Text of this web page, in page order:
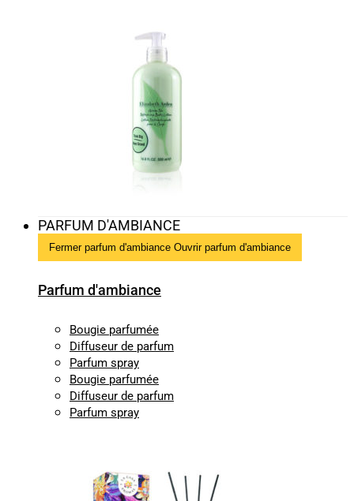
PARFUM D'AMBIANCE
Fermer parfum d'ambiance Ouvrir parfum d'ambiance
Parfum d'ambiance
Bougie parfumée
Diffuseur de parfum
Parfum spray
Bougie parfumée
Diffuseur de parfum
Parfum spray